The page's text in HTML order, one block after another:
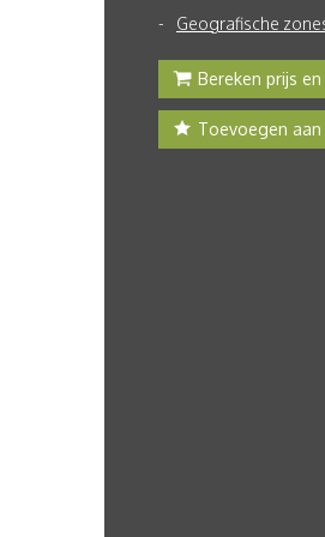
Geografische
Bereken prijs
Toevoegen aan